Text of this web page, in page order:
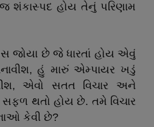
શંકાસ્પદ હોય તેનું પરિણામ
જોયા છે જે ધારતાં હોય એવું
,હું મારું એમ્પાયર ખડું
, એવો સતત વિચાર અને
થતો હોય છે. તમે વિચાર
કેવી છે?